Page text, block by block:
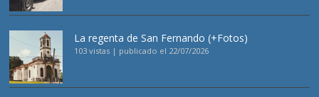
La regenta de San Fernando (+Fotos)
103 vistas | publicado el 22/07/2026